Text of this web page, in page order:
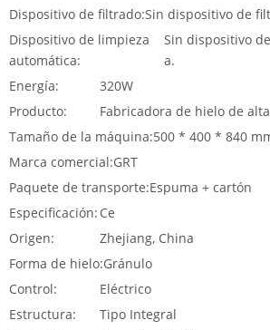
Dispositivo de filtrado:Sin dispositivo de
Dispositivo de limpieza
automática:
Sin dispositivo
a.
Energía:
320W
Producto:
Fabricadora de hielo de
Tamaño de la máquina:500 * 400 * 840
Marca comercial:GRT
Paquete de transporte:Espuma + cartón
Especificación: Ce
Origen:
Zhejiang, China
Forma de hielo:Gránulo
Control:
Eléctrico
Estructura:
Tipo Integral